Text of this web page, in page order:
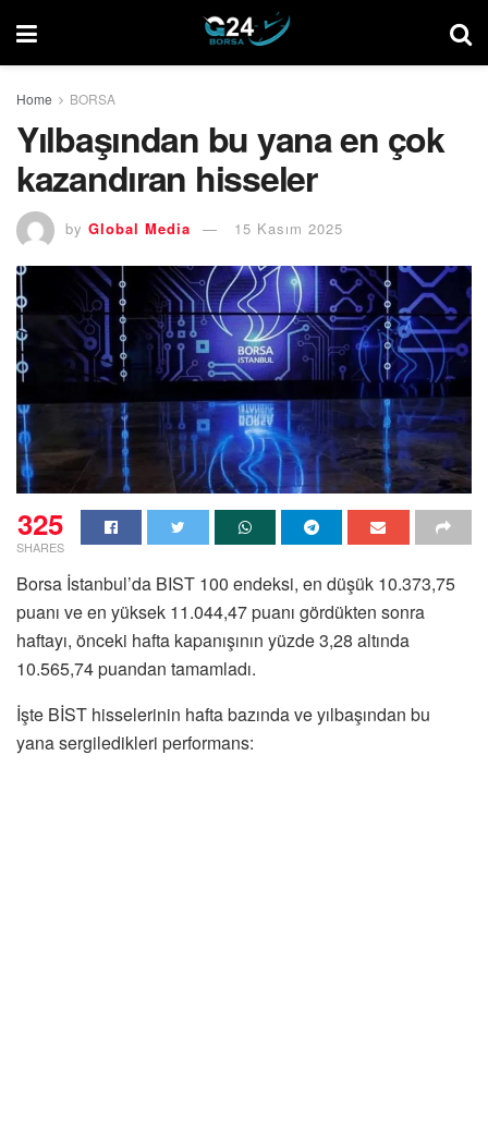
Home BORSA
Yılbaşından bu yana en çok
kazandıran hisseler
by Global Media 15 Kasım 2025
325
SHARES
Borsa İstanbul’da BIST 100 endeksi, en düşük 10.373,75
puanı ve en yüksek 11.044,47 puanı gördükten sonra
haftayı, önceki hafta kapanışının yüzde 3,28 altında
10.565,74 puandan tamamladı.
İşte BİST hisselerinin hafta bazında ve yılbaşından bu
yana sergiledikleri performans: